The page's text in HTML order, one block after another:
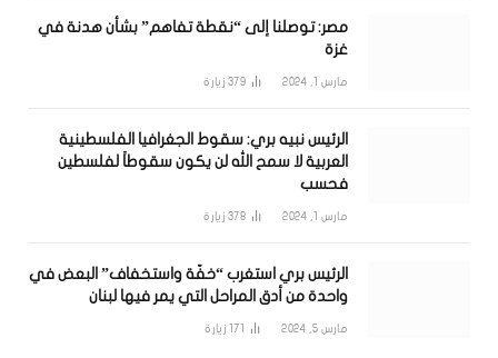
مصر: توصلنا إلى “نقطة تفاهم” بشأن هدنة في
غزة
مارس 1, 2024 379 زيارة
الرئيس نبيه بري: سقوط الجغرافيا الفلسطينية
العربية لا سمح الله لن يكون سقوطاً لفلسطين
فحسب
مارس 1, 2024 378 زيارة
الرئيس بري استغرب “خفّة واستخفاف” البعض في
واحدة من أدق المراحل التي يمر فيها لبنان
مارس 5, 2024 171 زيارة